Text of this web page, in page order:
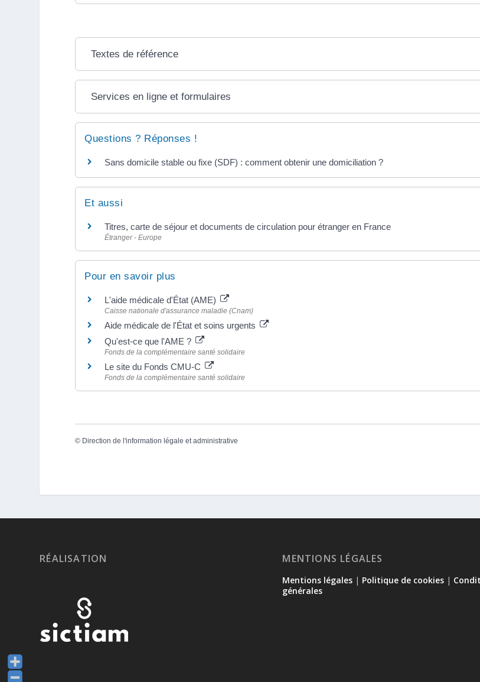
Textes de référence
Services en ligne et formulaires
Questions ? Réponses !
Sans domicile stable ou fixe (SDF) : comment obtenir une domiciliation ?
Et aussi
Titres, carte de séjour et documents de circulation pour étranger en France
Étranger - Europe
Pour en savoir plus
L'aide médicale d'État (AME)
Caisse nationale d'assurance maladie (Cnam)
Aide médicale de l'État et soins urgents
Qu'est-ce que l'AME ?
Fonds de la complémentaire santé solidaire
Le site du Fonds CMU-C
Fonds de la complémentaire santé solidaire
© Direction de l'information légale et administrative
RÉALISATION MENTIONS LÉGALES
Mentions légales | Politique de cookies |
générales